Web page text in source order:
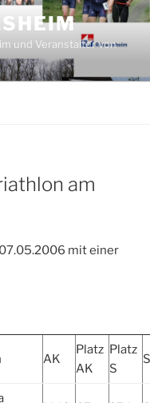
und Veranstalter von
am
mit einer
AK
Platz
AK
Platz
S
S